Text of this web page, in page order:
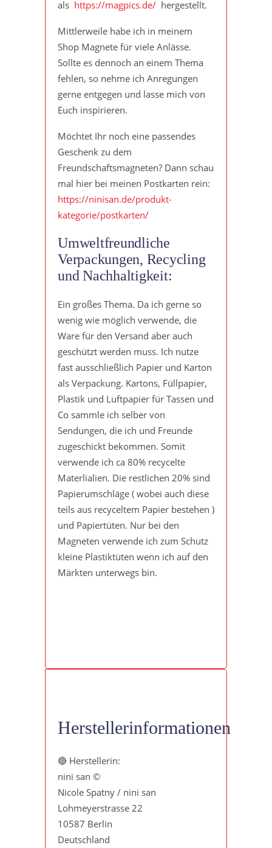
als https://magpics.de/ hergestellt.
Mittlerweile habe ich in meinem
Shop Magnete für viele Anlässe.
Sollte es dennoch an einem Thema
fehlen, so nehme ich Anregungen
gerne entgegen und lasse mich von
Euch inspirieren.
Möchtet Ihr noch eine passendes
Geschenk zu dem
Freundschaftsmagneten? Dann schau
mal hier bei meinen Postkarten rein:
https://ninisan.de/produkt-
kategorie/postkarten/
Umweltfreundliche
Verpackungen, Recycling
und Nachhaltigkeit:
Ein großes Thema. Da ich gerne so
wenig wie möglich verwende, die
Ware für den Versand aber auch
geschützt werden muss. Ich nutze
fast ausschließlich Papier und Karton
als Verpackung. Kartons, Füllpapier,
Plastik und Luftpapier für Tassen und
Co sammle ich selber von
Sendungen, die ich und Freunde
zugeschickt bekommen. Somit
verwende ich ca 80% recycelte
Materlialien. Die restlichen 20% sind
Papierumschläge ( wobei auch diese
teils aus recyceltem Papier bestehen )
und Papiertüten. Nur bei den
Magneten verwende ich zum Schutz
kleine Plastiktüten wenn ich auf den
Märkten unterwegs bin.
Herstellerinformationen
🔴 Herstellerin:
nini san ©
Nicole Spatny / nini san
Lohmeyerstrasse 22
10587 Berlin
Deutschland